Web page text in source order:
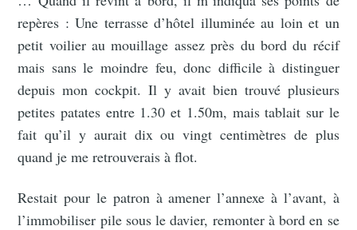
repères : Une terrasse d’hôtel illuminée au loin et un
petit voilier au mouillage assez près du bord du récif
mais sans le moindre feu, donc difficile à distinguer
depuis mon cockpit. Il y avait bien trouvé plusieurs
petites patates entre 1.30 et 1.50m, mais tablait sur le
fait qu’il y aurait dix ou vingt centimètres de plus
quand je me retrouverais à flot.
Restait pour le patron à amener l’annexe à l’avant, à
l’immobiliser pile sous le davier, remonter à bord en se